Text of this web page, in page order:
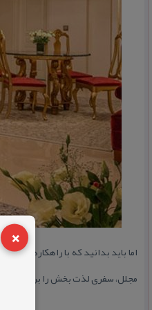
×اما باید بدانید كه با راهكارهای
مجلل، سفری لذت بخش را برای خود و